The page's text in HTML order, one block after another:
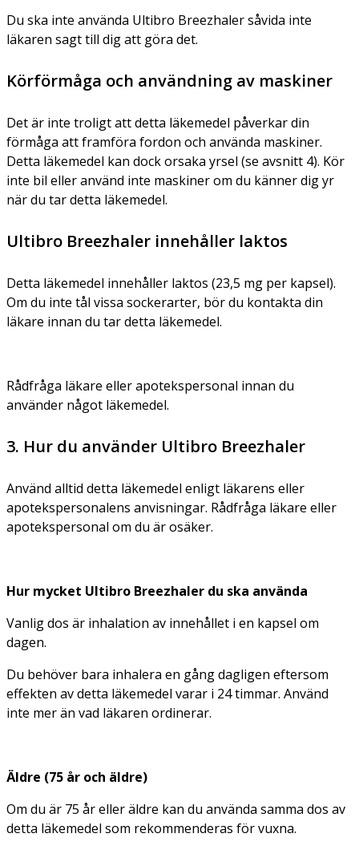
Du ska inte använda Ultibro Breezhaler såvida inte
läkaren sagt till dig att göra det.
Körförmåga och användning av maskiner
Det är inte troligt att detta läkemedel påverkar din
förmåga att framföra fordon och använda maskiner.
Detta läkemedel kan dock orsaka yrsel (se avsnitt 4). Kör
inte bil eller använd inte maskiner om du känner dig yr
när du tar detta läkemedel.
Ultibro Breezhaler innehåller laktos
Detta läkemedel innehåller laktos (23,5 mg per kapsel).
Om du inte tål vissa sockerarter, bör du kontakta din
läkare innan du tar detta läkemedel.
Rådfråga läkare eller apotekspersonal innan du
använder något läkemedel.
3. Hur du använder Ultibro Breezhaler
Använd alltid detta läkemedel enligt läkarens eller
apotekspersonalens anvisningar. Rådfråga läkare eller
apotekspersonal om du är osäker.
Hur mycket Ultibro Breezhaler du ska använda
Vanlig dos är inhalation av innehållet i en kapsel om
dagen.
Du behöver bara inhalera en gång dagligen eftersom
effekten av detta läkemedel varar i 24 timmar. Använd
inte mer än vad läkaren ordinerar.
Äldre (75 år och äldre)
Om du är 75 år eller äldre kan du använda samma dos av
detta läkemedel som rekommenderas för vuxna.